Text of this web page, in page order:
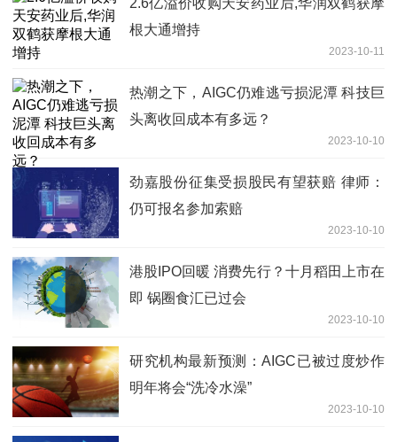
2.6亿溢价收购天安药业后,华润双鹤获摩
根大通增持
2023-10-11
热潮之下，AIGC仍难逃亏损泥潭 科技巨
头离收回成本有多远？
2023-10-10
劲嘉股份征集受损股民有望获赔 律师：
仍可报名参加索赔
2023-10-10
港股IPO回暖 消费先行？十月稻田上市在
即 锅圈食汇已过会
2023-10-10
研究机构最新预测：AIGC已被过度炒作
明年将会“洗冷水澡”
2023-10-10